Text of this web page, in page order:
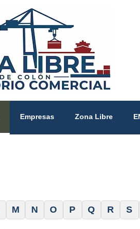
Empresas Zona Libre
M N O P Q R S